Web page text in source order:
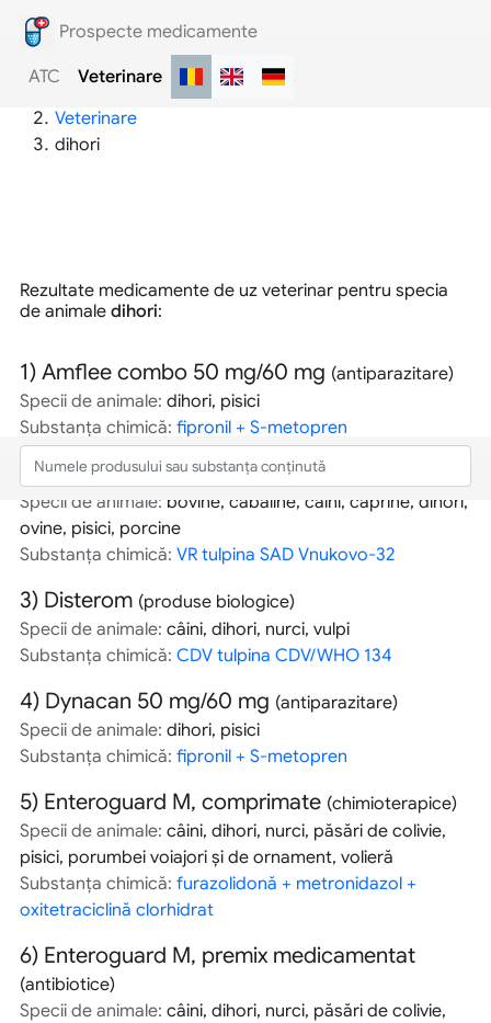
Prospecte medicamente
ATC Veterinare
Prospecte medicamente
Veterinare
dihori
Rezultate medicamente de uz veterinar pentru specia
de animale dihori:
1) Amflee combo 50 mg/60 mg (antiparazitare)
Specii de animale: dihori, pisici
Substanța chimică: fipronil + S-metopren
2)Biocan R(produse biologice)
Specii de animale: bovine, cabaline, câini, caprine, dihori,
ovine, pisici, porcine
Substanța chimică: VR tulpina SAD Vnukovo-32
3) Disterom (produse biologice)
Specii de animale: câini, dihori, nurci, vulpi
Substanța chimică: CDV tulpina CDV/WHO 134
4) Dynacan 50 mg/60 mg (antiparazitare)
Specii de animale: dihori, pisici
Substanța chimică: fipronil + S-metopren
5) Enteroguard M, comprimate (chimioterapice)
Specii de animale: câini, dihori, nurci, păsări de colivie,
pisici, porumbei voiajori şi de ornament, volieră
Substanța chimică: furazolidonă + metronidazol +
oxitetraciclină clorhidrat
6) Enteroguard M, premix medicamentat
(antibiotice)
Specii de animale: câini, dihori, nurci, păsări de colivie,